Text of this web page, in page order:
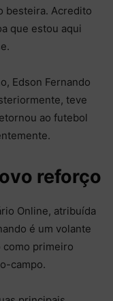
besteira. Acredito
que estou aqui
Edson Fernando
teve
ao futebol
reforço
Online, atribuída
é um volante
como primeiro
campo.